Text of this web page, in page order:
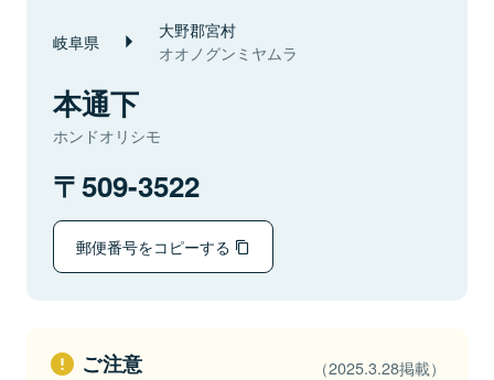
岐阜県 大野郡宮村
オオノグンミヤムラ
本通下
ホンドオリシモ
509-3522
郵便番号をコピーする
ご注意 （2025.3.28掲載）